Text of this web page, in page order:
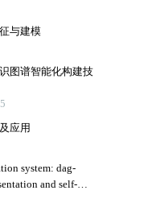
与建模
图谱智能化构建技
应用
system: dag-
and self-